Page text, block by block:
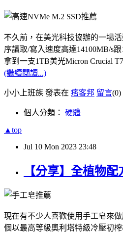
不久前，在美光科技協辦的一場
序讀取/寫入速度高達14100MB/s
拿到一支1TB美光Micron Crucial
(繼續閱讀...)
小小上班族 發表在 痞客邦 留言(0)
個人分類： 硬體
▲top
Jul 10 Mon 2023 23:48
【分享】全植物
現在有不少人喜歡使用手工皂來
個以最高等級奧利塔特級冷壓初